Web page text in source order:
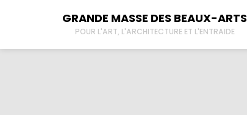
GRANDE MASSE DES BEAUX-ARTS
POUR L'ART, L'ARCHITECTURE ET L'ENTRAIDE